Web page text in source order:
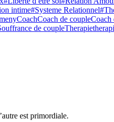
intime#Systeme Relationnel
CoachCoach de coupleCoach
de coupleTherapie
est primordiale.